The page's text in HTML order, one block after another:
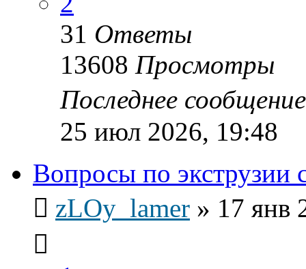
31 Ответы
13608 Просмотры
Последнее
25 июл 2026, 19:48
Вопросы по экструзии
zLOy_lamer » 17 янв